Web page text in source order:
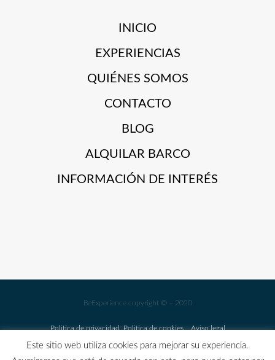
INICIO
EXPERIENCIAS
QUIÉNES SOMOS
CONTACTO
BLOG
ALQUILAR BARCO
INFORMACIÓN DE INTERÉS
BeExperience copyright © – 2020
Politica de privacidad Politica de cookiesAviso legal
Este sitio web utiliza cookies para mejorar su experiencia.
GARANTIA COVID FREE Y CANCELACIÓN FLEXIBLE EN